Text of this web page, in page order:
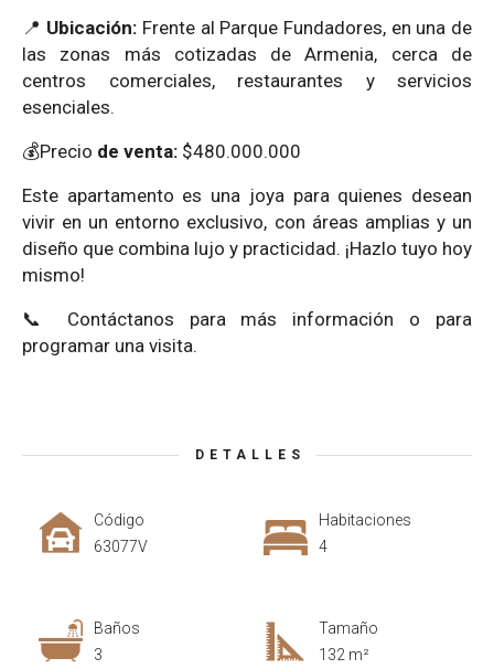
📍 Ubicación: Frente al Parque Fundadores, en una de
las zonas más cotizadas de Armenia, cerca de
centros comerciales, restaurantes y servicios
esenciales.
💰Precio de venta: $480.000.000
Este apartamento es una joya para quienes desean
vivir en un entorno exclusivo, con áreas amplias y un
diseño que combina lujo y practicidad. ¡Hazlo tuyo hoy
mismo!
📞 Contáctanos para más información o para
programar una visita.
DETALLES
Código
63077V
Habitaciones
4
Baños
3
Tamaño
132 m²